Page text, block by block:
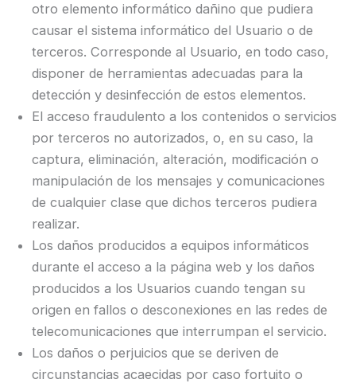
otro elemento informático dañino que pudiera
causar el sistema informático del Usuario o de
terceros. Corresponde al Usuario, en todo caso,
disponer de herramientas adecuadas para la
detección y desinfección de estos elementos.
El acceso fraudulento a los contenidos o servicios
por terceros no autorizados, o, en su caso, la
captura, eliminación, alteración, modificación o
manipulación de los mensajes y comunicaciones
de cualquier clase que dichos terceros pudiera
realizar.
Los daños producidos a equipos informáticos
durante el acceso a la página web y los daños
producidos a los Usuarios cuando tengan su
origen en fallos o desconexiones en las redes de
telecomunicaciones que interrumpan el servicio.
Los daños o perjuicios que se deriven de
circunstancias acaecidas por caso fortuito o